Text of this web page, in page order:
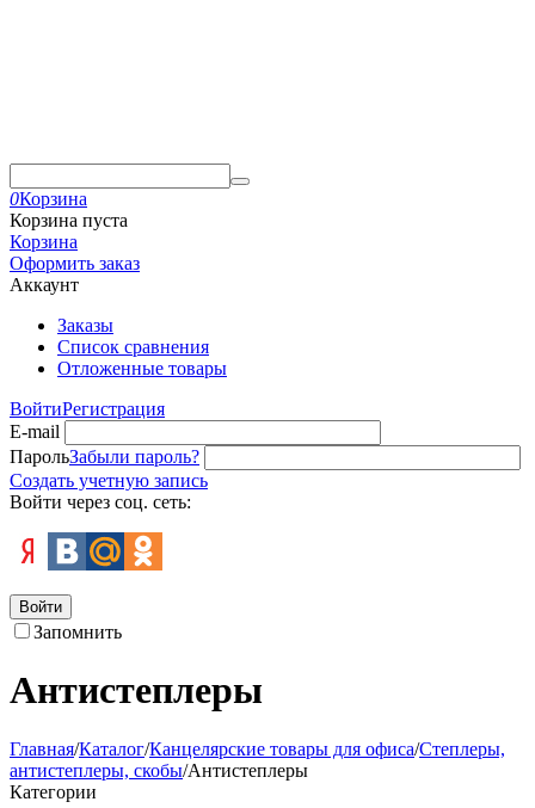
0Корзина
Корзина пуста
Корзина
Оформить заказ
Аккаунт
Заказы
Список сравнения
Отложенные товары
ВойтиРегистрация
E-mail
ПарольЗабыли пароль?
Создать учетную запись
Войти через соц. сеть:
Войти
Запомнить
Антистеплеры
Главная/Каталог/Канцелярские товары для офиса/Степлеры,
антистеплеры, скобы/Антистеплеры
Категории